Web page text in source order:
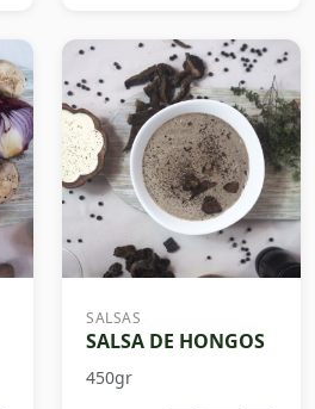
SALSAS
SALSA DE HONGOS
450gr